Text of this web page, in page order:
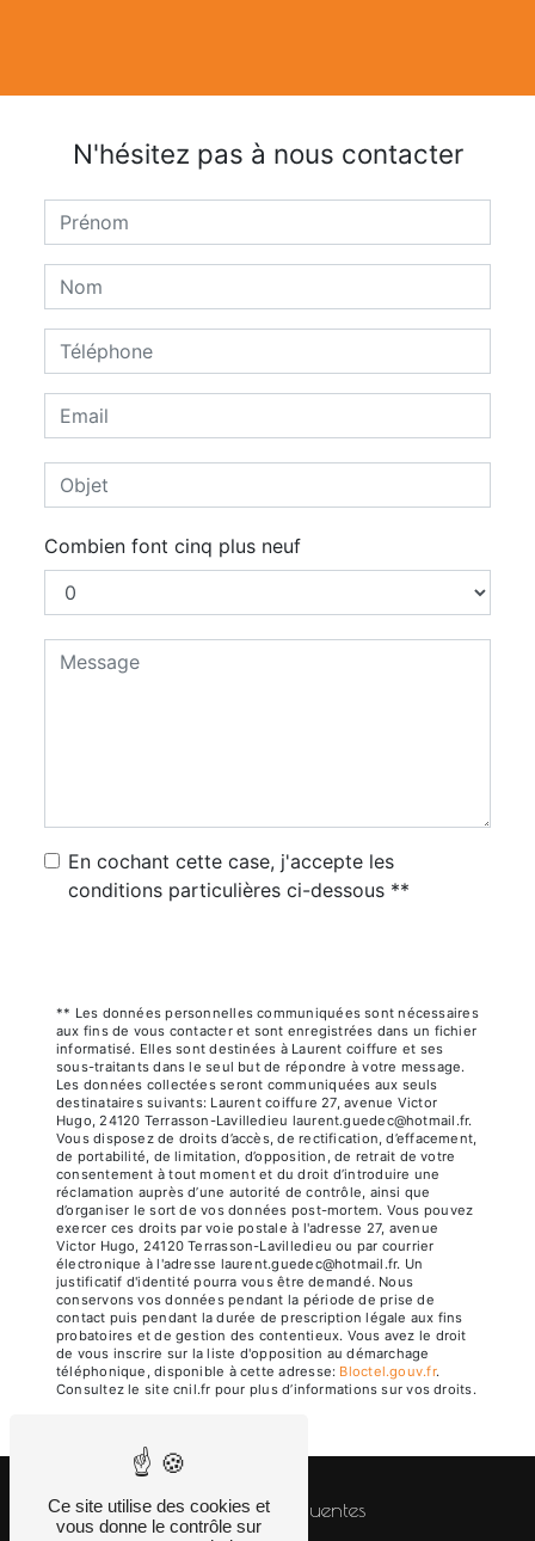
N'hésitez pas à nous contacter
Combien font cinq plus neuf
En cochant cette case, j'accepte les
conditions particulières ci-dessous **
** Les données personnelles communiquées sont nécessaires
aux fins de vous contacter et sont enregistrées dans un fichier
informatisé. Elles sont destinées à Laurent coiffure et ses
sous-traitants dans le seul but de répondre à votre message.
Les données collectées seront communiquées aux seuls
destinataires suivants: Laurent coiffure 27, avenue Victor
Hugo, 24120 Terrasson-Lavilledieu laurent.guedec@hotmail.fr.
Vous disposez de droits d’accès, de rectification, d’effacement,
de portabilité, de limitation, d’opposition, de retrait de votre
consentement à tout moment et du droit d’introduire une
réclamation auprès d’une autorité de contrôle, ainsi que
d’organiser le sort de vos données post-mortem. Vous pouvez
exercer ces droits par voie postale à l'adresse 27, avenue
Victor Hugo, 24120 Terrasson-Lavilledieu ou par courrier
électronique à l'adresse laurent.guedec@hotmail.fr. Un
justificatif d'identité pourra vous être demandé. Nous
conservons vos données pendant la période de prise de
contact puis pendant la durée de prescription légale aux fins
probatoires et de gestion des contentieux. Vous avez le droit
de vous inscrire sur la liste d'opposition au démarchage
téléphonique, disponible à cette adresse:
Bloctel.gouv.fr.
Consultez le site cnil.fr pour plus d’informations sur vos droits.
Recherches fréquentes
Ce site utilise des cookies et
vous donne le contrôle sur